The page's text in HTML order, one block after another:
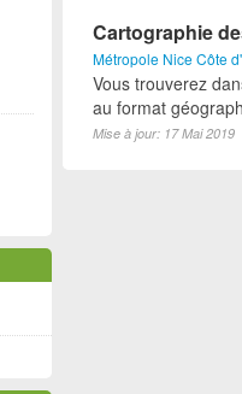
Cartographie
Métropole Nice Côte
Vous trouverez
au format
Mise à jour: 17 Mai 2019